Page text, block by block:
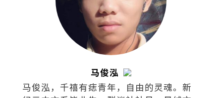
马俊泓
马俊泓，千禧有痣青年，自由的灵魂。新